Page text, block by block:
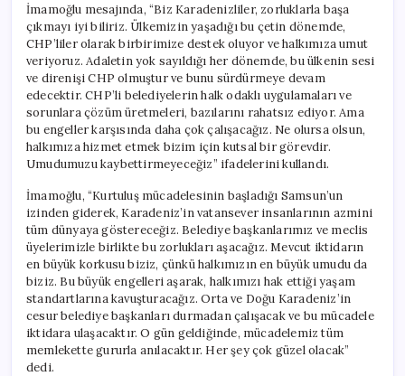
İmamoğlu mesajında, “Biz Karadenizliler, zorluklarla başa
çıkmayı iyi biliriz. Ülkemizin yaşadığı bu çetin dönemde,
CHP’liler olarak birbirimize destek oluyor ve halkımıza umut
veriyoruz. Adaletin yok sayıldığı her dönemde, bu ülkenin sesi
ve direnişi CHP olmuştur ve bunu sürdürmeye devam
edecektir. CHP’li belediyelerin halk odaklı uygulamaları ve
sorunlara çözüm üretmeleri, bazılarını rahatsız ediyor. Ama
bu engeller karşısında daha çok çalışacağız. Ne olursa olsun,
halkımıza hizmet etmek bizim için kutsal bir görevdir.
Umudumuzu kaybettirmeyeceğiz” ifadelerini kullandı.
İmamoğlu, “Kurtuluş mücadelesinin başladığı Samsun’un
izinden giderek, Karadeniz’in vatansever insanlarının azmini
tüm dünyaya göstereceğiz. Belediye başkanlarımız ve meclis
üyelerimizle birlikte bu zorlukları aşacağız. Mevcut iktidarın
en büyük korkusu biziz, çünkü halkımızın en büyük umudu da
biziz. Bu büyük engelleri aşarak, halkımızı hak ettiği yaşam
standartlarına kavuşturacağız. Orta ve Doğu Karadeniz’in
cesur belediye başkanları durmadan çalışacak ve bu mücadele
iktidara ulaşacaktır. O gün geldiğinde, mücadelemiz tüm
memlekette gururla anılacaktır. Her şey çok güzel olacak”
dedi.